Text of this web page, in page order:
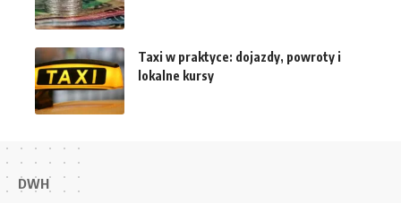
Taxi w praktyce: dojazdy, powroty i
lokalne kursy
DWH